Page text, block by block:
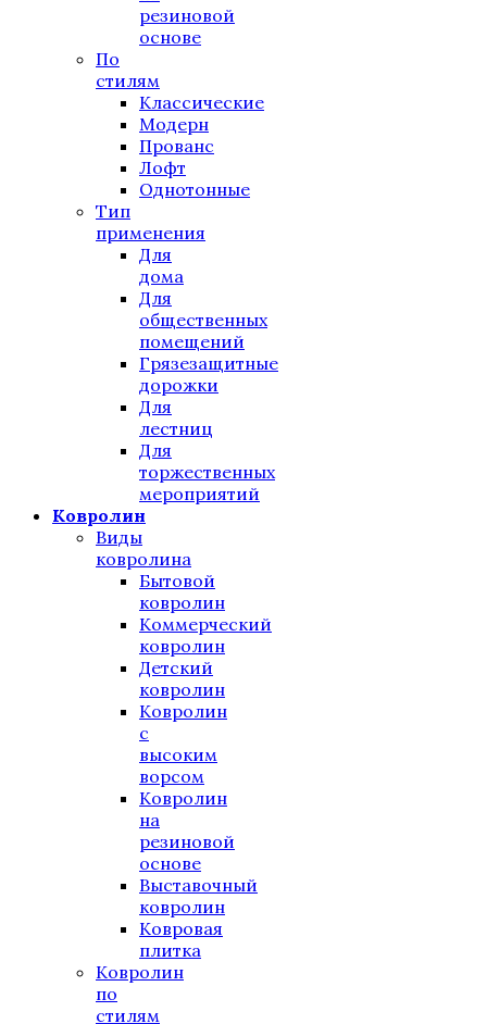
резиновой
основе
По
стилям
Классические
Модерн
Прованс
Лофт
Однотонные
Тип
применения
Для
дома
Для
общественных
помещений
Грязезащитные
дорожки
Для
лестниц
Для
торжественных
мероприятий
Ковролин
Виды
ковролина
Бытовой
ковролин
Коммерческий
ковролин
Детский
ковролин
Ковролин
с
высоким
ворсом
Ковролин
на
резиновой
основе
Выставочный
ковролин
Ковровая
плитка
Ковролин
по
стилям